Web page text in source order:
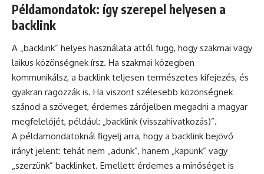
Példamondatok: így szerepel helyesen a
backlink
A „backlink” helyes használata attól függ, hogy szakmai vagy
laikus közönségnek írsz. Ha szakmai közegben
kommunikálsz, a backlink teljesen természetes kifejezés, és
gyakran ragozzák is. Ha viszont szélesebb közönségnek
szánod a szöveget, érdemes zárójelben megadni a magyar
megfelelőjét, például: „backlink (visszahivatkozás)”.
A példamondatoknál figyelj arra, hogy a backlink bejövő
irányt jelent: tehát nem „adunk”, hanem „kapunk” vagy
„szerzünk” backlinket. Emellett érdemes a minőséget is